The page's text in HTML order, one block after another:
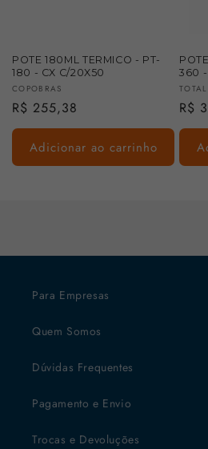
POTE 180ML TERMICO - PT-
180 - CX C/20X50
Fornecedor:
COPOBRAS
Preço
normal
R$ 255,38
Adicionar ao carrinho
360 -
R$
Para Empresas
Quem Somos
Dúvidas Frequentes
Pagamento e Envio
Trocas e Devoluções